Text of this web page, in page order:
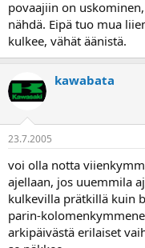
povaajiin on
nähdä. Eipä tuo mua
kulkee, vähät äänistä.
kawabata
23.7.2005
voi olla notta
ajellaan, jos uuemmila
kulkevilla prätkillä kuin
parin-
arkipäivästä erilaiset